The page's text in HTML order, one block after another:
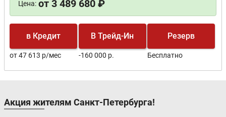
Цена: от 3 489 680 ₽
в Кредит
от 47 613 р/мес
В Трейд-Ин
-160 000 р.
Резерв
Бесплатно
Акция жителям Санкт-Петербурга!